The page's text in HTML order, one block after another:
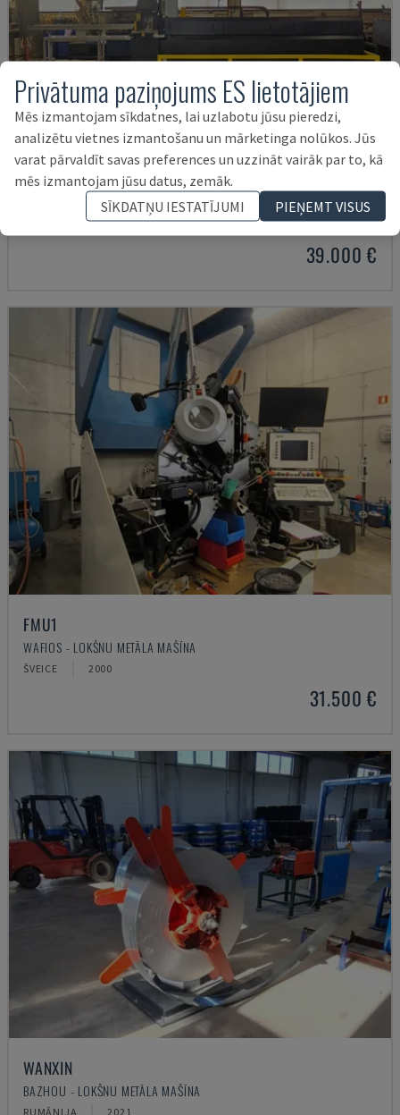
HMP SIRIUS PLUS -3000/3-L1
PARS - LOKŠŅU METĀLA MAŠĪNA
2015 2.677 HRS
39.000 €
FMU1
WAFIOS - LOKŠŅU METĀLA MAŠĪNA
ŠVEICE 2000
31.500 €
WANXIN
BAZHOU - LOKŠŅU METĀLA MAŠĪNA
RUMĀNIJA 2021
Privātuma paziņojums ES lietotājiem
Mēs izmantojam sīkdatnes, lai uzlabotu jūsu pieredzi,
analizētu vietnes izmantošanu un mārketinga nolūkos. Jūs
varat pārvaldīt savas preferences un uzzināt vairāk par to, kā
mēs izmantojam jūsu datus, zemāk.
SĪKDATŅU IESTATĪJUMI
PIEŅEMT VISUS